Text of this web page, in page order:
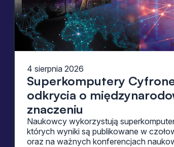
4 sierpnia 2026
Superkomputery
odkrycia o
znaczeniu
Naukowcy wykorzystują
których wyniki są publikowane w
oraz na ważnych konferencjach